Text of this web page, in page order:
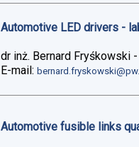
Automotive LED drivers -
dr inż. Bernard Fryśkowski -
E-mail:
Automotive fusible links